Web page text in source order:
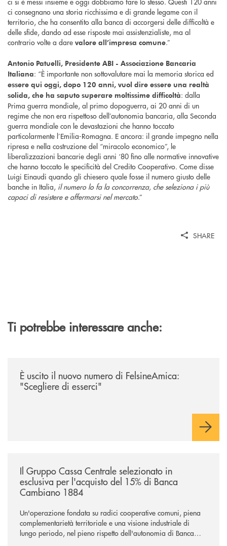
ci consegnano una storia ricchissima e di grande legame con il
territorio, che ha consentito alla banca di accorgersi delle difficoltà e
delle sfide, dando ad esse risposte mai assistenzialiste, ma al
contrario volte a dare valore all’impresa comune.”
Antonio Patuelli, Presidente ABI - Associazione Bancaria
Italiana: “È importante non sottovalutare mai la memoria storica ed
essere qui oggi, dopo 120 anni, vuol dire essere una realtà
solida, che ha saputo superare moltissime difficoltà: dalla
Prima guerra mondiale, al primo dopoguerra, ai 20 anni di un
regime che non era rispettoso dell’autonomia bancaria, alla Seconda
guerra mondiale con le devastazioni che hanno toccato
particolarmente l’Emilia-Romagna. E ancora: il grande impegno nella
ripresa e nella costruzione del “miracolo economico”, le
liberalizzazioni bancarie degli anni ‘80 fino alle normative innovative
che hanno toccato le specificità del Credito Cooperativo. Come disse
Luigi Einaudi quando gli chiesero quale fosse il numero giusto delle
banche in Italia, il numero lo fa la concorrenza, che seleziona i più
capaci di resistere e affermarsi nel mercato.”
SHARE
Ti potrebbe interessare anche:
È uscito il nuovo numero di FelsineAmica:
"Scegliere di esserci"
Il Gruppo Cassa Centrale selezionato in
esclusiva per l'acquisto del 15% di Banca
Cambiano 1884
Un'operazione fondata su radici cooperative comuni, piena
complementarietà territoriale e una visione industriale di
lungo periodo, nel pieno rispetto dell'autonomia di Banca